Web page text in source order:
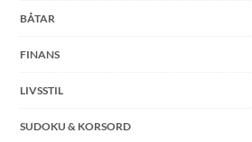
BÅTAR
FINANS
LIVSSTIL
SUDOKU & KORSORD